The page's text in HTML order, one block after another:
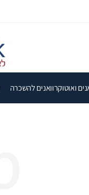
ואוטוקרוואנים להשכרה